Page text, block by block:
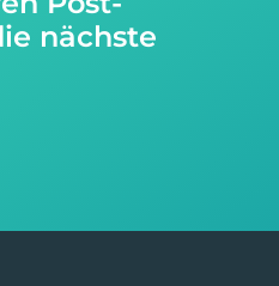
nächste